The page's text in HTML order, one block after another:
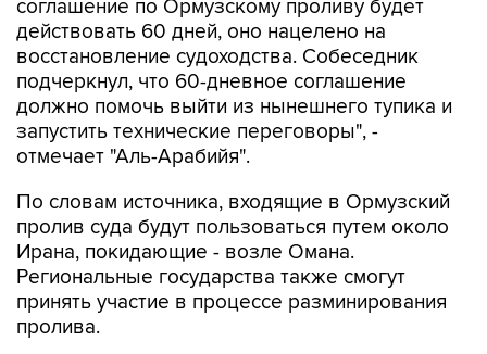
соглашение по Ормузскому проливу будет
действовать 60 дней, оно нацелено на
восстановление судоходства. Собеседник
подчеркнул, что 60-дневное соглашение
должно помочь выйти из нынешнего тупика и
запустить технические переговоры", -
отмечает "Аль-Арабийя".
По словам источника, входящие в Ормузский
пролив суда будут пользоваться путем около
Ирана, покидающие - возле Омана.
Региональные государства также смогут
принять участие в процессе разминирования
пролива.